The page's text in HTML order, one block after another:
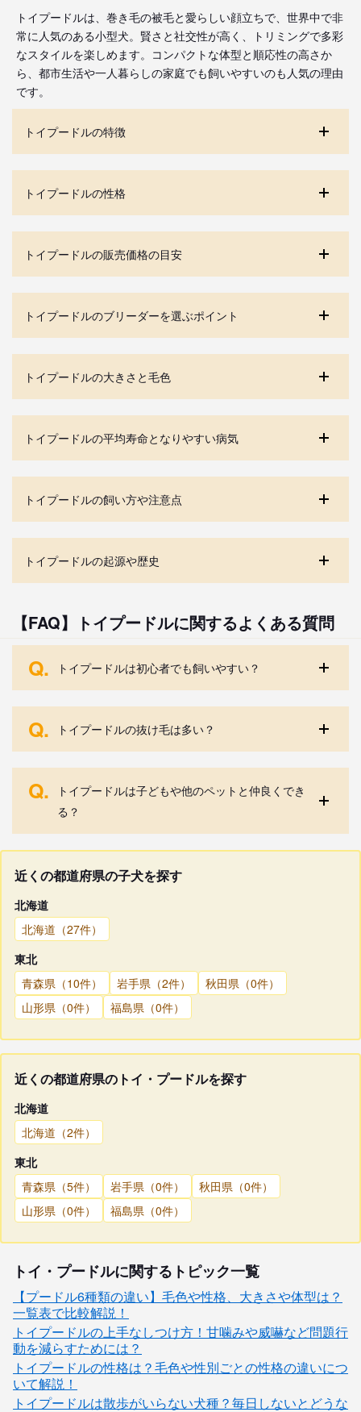
トイプードルは、巻き毛の被毛と愛らしい顔立ちで、世界中で非
常に人気のある小型犬。賢さと社交性が高く、トリミングで多彩
なスタイルを楽しめます。コンパクトな体型と順応性の高さか
ら、都市生活や一人暮らしの家庭でも飼いやすいのも人気の理由
です。
トイプードルの特徴
トイプードルの性格
トイプードルの販売価格の目安
トイプードルのブリーダーを選ぶポイント
トイプードルの大きさと毛色
トイプードルの平均寿命となりやすい病気
トイプードルの飼い方や注意点
トイプードルの起源や歴史
【FAQ】トイプードルに関するよくある質問
Q. トイプードルは初心者でも飼いやすい？
Q. トイプードルの抜け毛は多い？
Q.
トイプードルは子どもや他のペットと仲良くでき
る？
近くの都道府県の子犬を探す
北海道
北海道（27件）
東北
青森県（10件）
岩手県（2件）
秋田県（0件）
山形県（0件）
福島県（0件）
近くの都道府県のトイ・プードルを探す
北海道
北海道（2件）
東北
青森県（5件）
岩手県（0件）
秋田県（0件）
山形県（0件）
福島県（0件）
トイ・プードルに関するトピック一覧
【プードル6種類の違い】毛色や性格、大きさや体型は？
一覧表で比較解説！
トイプードルの上手なしつけ方！甘噛みや威嚇など問題行
動を減らすためには？
トイプードルの性格は？毛色や性別ごとの性格の違いにつ
いて解説！
トイプードルは散歩がいらない犬種？毎日しないとどうな